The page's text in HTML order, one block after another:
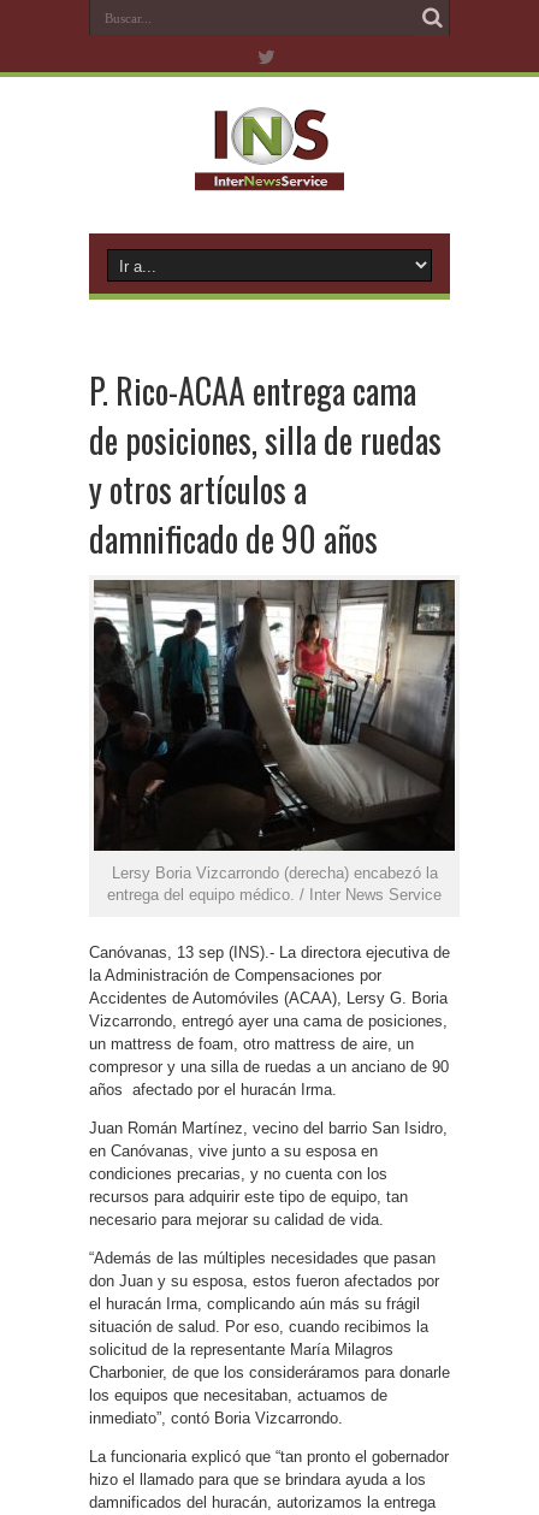
P. Rico-ACAA entrega cama
de posiciones, silla de ruedas
y otros artículos a
damnificado de 90 años
Lersy Boria Vizcarrondo (derecha) encabezó la
entrega del equipo médico. / Inter News Service
Canóvanas, 13 sep (INS).- La directora ejecutiva de
la Administración de Compensaciones por
Accidentes de Automóviles (ACAA), Lersy G. Boria
Vizcarrondo, entregó ayer una cama de posiciones,
un mattress de foam, otro mattress de aire, un
compresor y una silla de ruedas a un anciano de 90
años afectado por el huracán Irma.
Juan Román Martínez, vecino del barrio San Isidro,
en Canóvanas, vive junto a su esposa en
condiciones precarias, y no cuenta con los
recursos para adquirir este tipo de equipo, tan
necesario para mejorar su calidad de vida.
“Además de las múltiples necesidades que pasan
don Juan y su esposa, estos fueron afectados por
el huracán Irma, complicando aún más su frágil
situación de salud. Por eso, cuando recibimos la
solicitud de la representante María Milagros
Charbonier, de que los consideráramos para donarle
los equipos que necesitaban, actuamos de
inmediato”, contó Boria Vizcarrondo.
La funcionaria explicó que “tan pronto el gobernador
hizo el llamado para que se brindara ayuda a los
damnificados del huracán, autorizamos la entrega